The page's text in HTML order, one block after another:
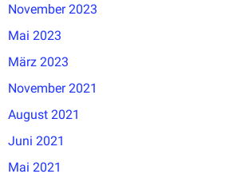
November 2023
Mai 2023
März 2023
November 2021
August 2021
Juni 2021
Mai 2021